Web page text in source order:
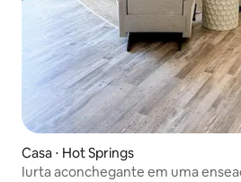
Casa ⋅ Hot Springs
Iurta aconchegante em uma